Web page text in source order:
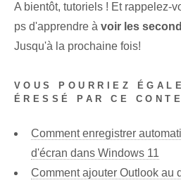
A bientôt, tutoriels ! Et rappelez-
ps d'apprendre à voir les
Jusqu'à la prochaine fois!
VOUS POURRIEZ
ÉRESSÉ PAR CE
Comment enregistrer
d'écran dans Windows 11
Comment ajouter Outlook au